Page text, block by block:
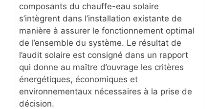
composants du chauffe-eau solaire
s’intègrent dans l’installation existante de
manière à assurer le fonctionnement optimal
de l’ensemble du système. Le résultat de
l’audit solaire est consigné dans un rapport
qui donne au maître d’ouvrage les critères
énergétiques, économiques et
environnementaux nécessaires à la prise de
décision.